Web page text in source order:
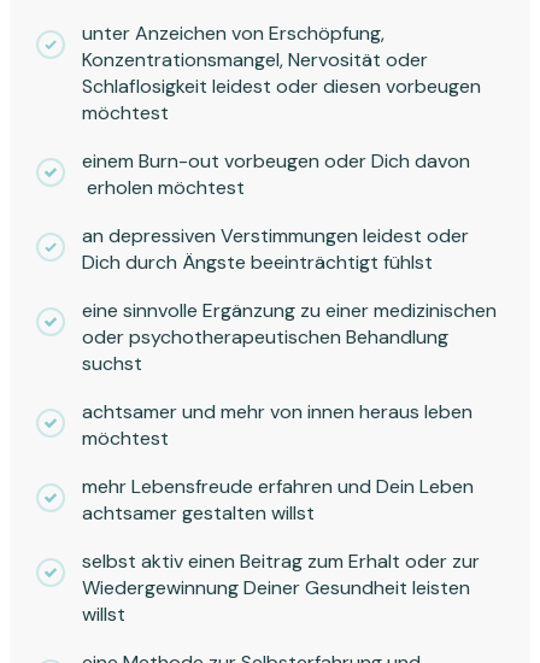
unter Anzeichen von Erschöpfung,
Konzentrationsmangel, Nervosität oder
Schlaflosigkeit leidest oder diesen vorbeugen
möchtest
einem Burn-out vorbeugen oder Dich davon
erholen möchtest
an depressiven Verstimmungen leidest oder
Dich durch Ängste beeinträchtigt fühlst
eine sinnvolle Ergänzung zu einer medizinischen
oder psychotherapeutischen Behandlung
suchst
achtsamer und mehr von innen heraus leben
möchtest
mehr Lebensfreude erfahren und Dein Leben
achtsamer gestalten willst
selbst aktiv einen Beitrag zum Erhalt oder zur
Wiedergewinnung Deiner Gesundheit leisten
willst